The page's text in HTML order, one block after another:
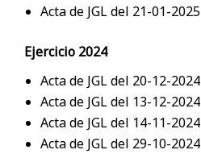
Acta de JGL del 21-01-2025
Ejercicio 2024
Acta de JGL del 20-12-2024
Acta de JGL del 13-12-2024
Acta de JGL del 14-11-2024
Acta de JGL del 29-10-2024